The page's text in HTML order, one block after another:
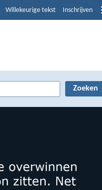
Willekeurige tekst Inschrijven